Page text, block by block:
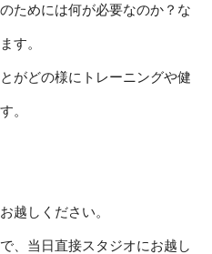
ためには何が必要なのか？な
す。
がどの様にトレーニングや健
。
越しください。
、当日直接スタジオにお越し